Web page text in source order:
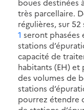
très parcellaire.
régulières, sur
1 seront phasées
stations
capacité de
habitants (EH) et
des volumes de
stations
pourrez étendre